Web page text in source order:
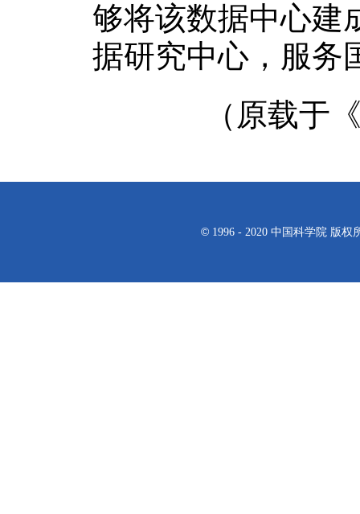
够将该数据中心建
据研究中心，服务
（原载于《
©1996 - 2020 中国科学院 版权